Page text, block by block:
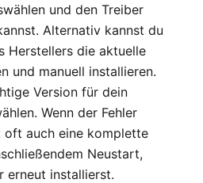
und den Treiber
Alternativ kannst du
Herstellers die aktuelle
und manuell installieren.
Version für dein
Wenn der Fehler
auch eine komplette
Neustart,
erneut installierst.